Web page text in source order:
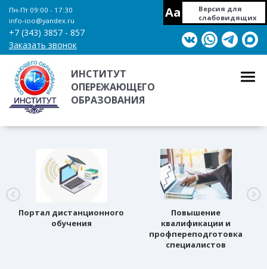
Пн-Пт 09:00 - 17:30
info-ioo@yandex.ru
+7 (343) 3857 - 857
Заказать звонок
Aa
Версия для
слабовидящих
ИНСТИТУТ
ОПЕРЕЖАЮЩЕГО
ОБРАЗОВАНИЯ
Портал дистанционного
обучения
Повышение
квалификации и
профпереподготовка
специалистов